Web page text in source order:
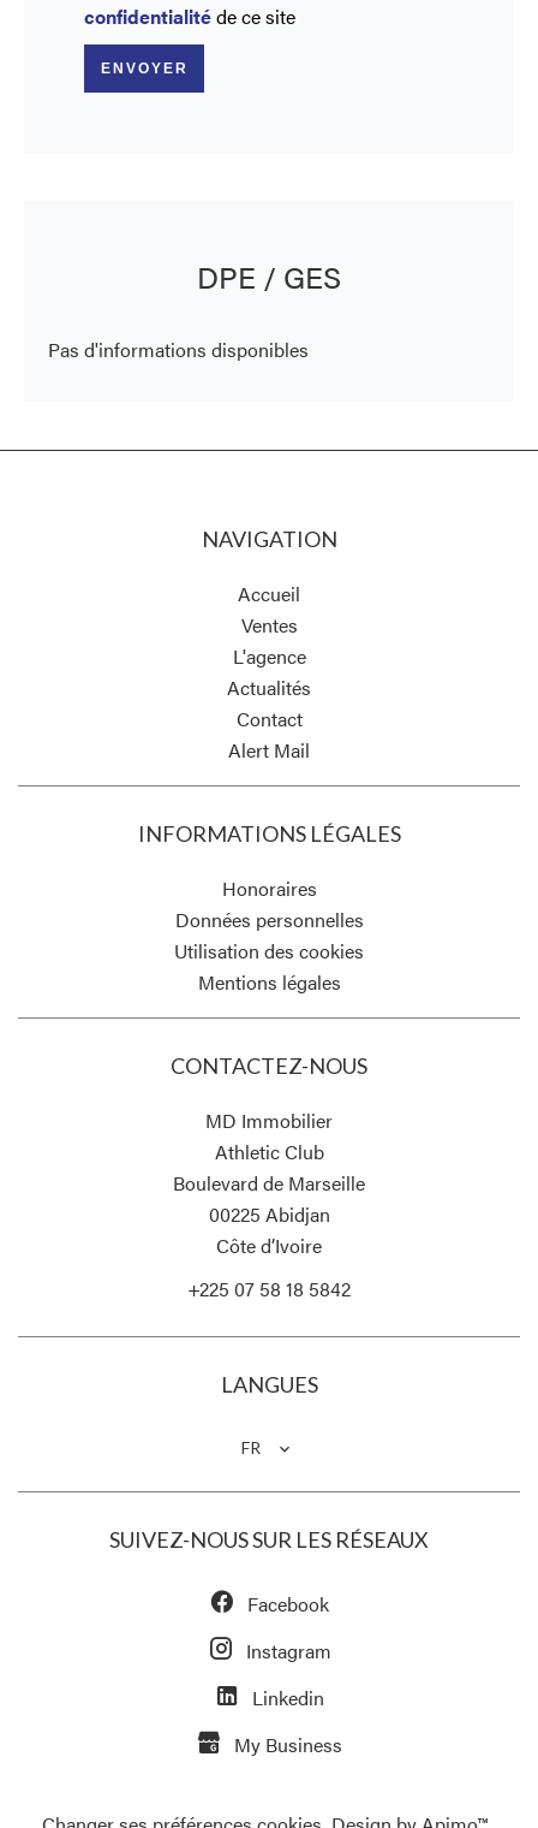
confidentialitéde ce site
ENVOYER
DPE / GES
Pas d'informations disponibles
NAVIGATION
Accueil
Ventes
L'agence
Actualités
Contact
Alert Mail
INFORMATIONS LÉGALES
Honoraires
Données personnelles
Utilisation des cookies
Mentions légales
CONTACTEZ-NOUS
MD Immobilier
Athletic Club
Boulevard de Marseille
00225 Abidjan
Côte d’Ivoire
+225 07 58 18 5842
LANGUES
FR
SUIVEZ-NOUS SUR LES RÉSEAUX
Facebook
Instagram
Linkedin
My Business